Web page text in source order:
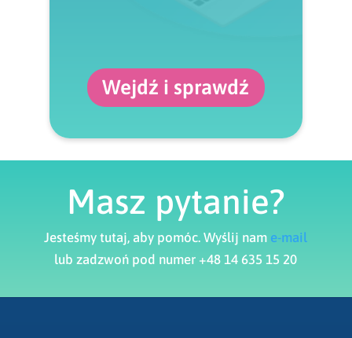
Wejdź i sprawdź
Masz pytanie?
Jesteśmy tutaj, aby pomóc. Wyślij nam e-mail
lub zadzwoń pod numer +48 14 635 15 20